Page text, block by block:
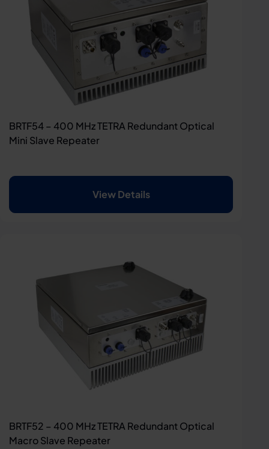
BRTF54 – 400 MHz TETRA Redundant Optical
Mini Slave Repeater
View Details
BRTF52 – 400 MHz TETRA Redundant Optical
Macro Slave Repeater